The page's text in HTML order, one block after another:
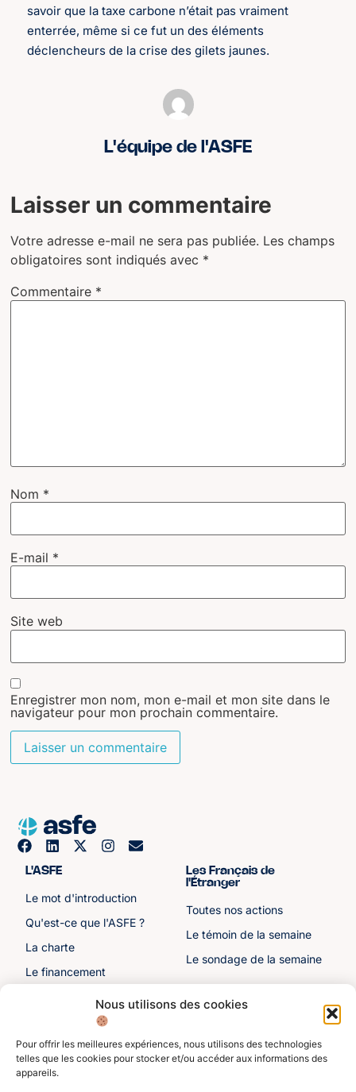
Nous utilisons des cookies
Pour offrir les meilleures expériences, nous utilisons des technologies
telles que les cookies pour stocker et/ou accéder aux informations des
appareils.
savoir que la taxe carbone n’était pas vraiment
enterrée, même si ce fut un des éléments
déclencheurs de la crise des gilets jaunes.
L'équipe de l'ASFE
Laisser un commentaire
Votre adresse e-mail ne sera pas publiée. Les champs
obligatoires sont indiqués avec *
Commentaire *
Nom *
E-mail *
Site web
Enregistrer mon nom, mon e-mail et mon site dans le
navigateur pour mon prochain commentaire.
L'ASFE
Le mot d'introduction
Qu'est-ce que l'ASFE ?
La charte
Le financement
Les sénateurs
Les Français de
l'Étranger
Toutes nos actions
Le témoin de la semaine
Le sondage de la semaine
Autre liens
Toutes les ressources
Divers